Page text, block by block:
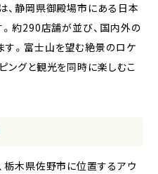
、静岡県御殿場市にある日本
。約290店舗が並び、国内外の
す。富士山を望む絶景のロケ
ングと観光を同時に楽しむこ
栃木県佐野市に位置するアウ